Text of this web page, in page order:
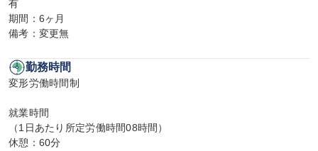
有
期間：6ヶ月
備考：変更無
勤務時間
変形労働時間制
就業時間
（1日あたり所定労働時間08時間）
休憩：60分